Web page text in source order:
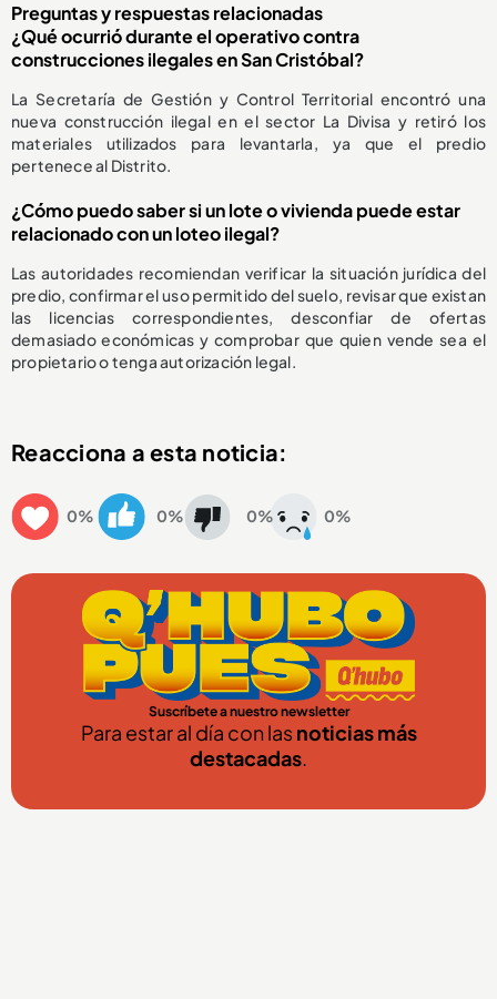
Preguntas y respuestas relacionadas
¿Qué ocurrió durante el operativo contra
construcciones ilegales en San Cristóbal?
La Secretaría de Gestión y Control Territorial encontró una
nueva construcción ilegal en el sector La Divisa y retiró los
materiales utilizados para levantarla, ya que el predio
pertenece al Distrito.
¿Cómo puedo saber si un lote o vivienda puede estar
relacionado con un loteo ilegal?
Las autoridades recomiendan verificar la situación jurídica del
predio, confirmar el uso permitido del suelo, revisar que existan
las licencias correspondientes, desconfiar de ofertas
demasiado económicas y comprobar que quien vende sea el
propietario o tenga autorización legal.
Reacciona a esta noticia:
0% 0% 0% 0%
Suscríbete a nuestro newsletter
Para estar al día con lasnoticias más
destacadas.